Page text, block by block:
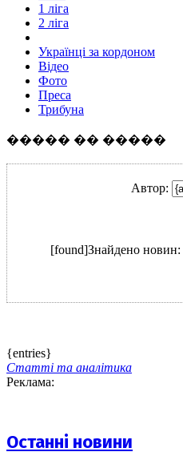
1 ліга
2 ліга
Українці за кордоном
Відео
Фото
Преса
Трибуна
����� �� �����
Автор:
[found]Знайдено новин:
{entries}
Статті та аналітика
Реклама:
Останні новини